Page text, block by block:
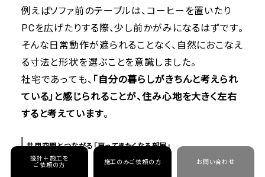
例えばソファ前のテーブルは、コーヒーを置いたり
PCを広げたりする際、少し前かがみになるはずです。
そんな日常動作が遮られることなく、自然におこなえ
る寸法と形状を選ぶことを意識しました。
社宅であっても、 「自分の暮らしがきちんと考えられ
ている」と感じられることが、住み心地を大きく左右
すると考えています。
共用空間とつながる「戻ってきたくなる部屋」
設計＋施工を
ご依頼の方
施工のみご依頼の方 お問い合わせ